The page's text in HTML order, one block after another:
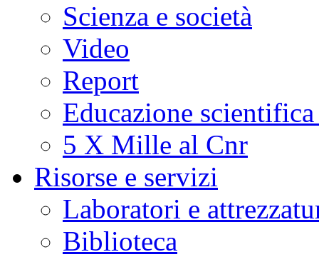
Scienza e società
Video
Report
Educazione
5 X Mille al Cnr
Risorse e servizi
Laboratori e
Biblioteca